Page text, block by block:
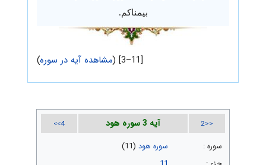
بیمناکم.
[11–3] ( مشاهده آیه در سوره)
<<2 آیه 3 سوره هود 4>>
سوره : سوره هود (11)